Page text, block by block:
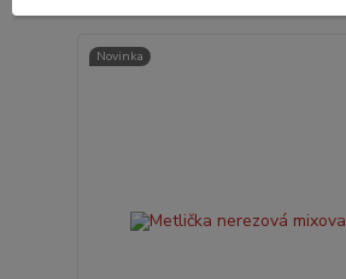
Novinka